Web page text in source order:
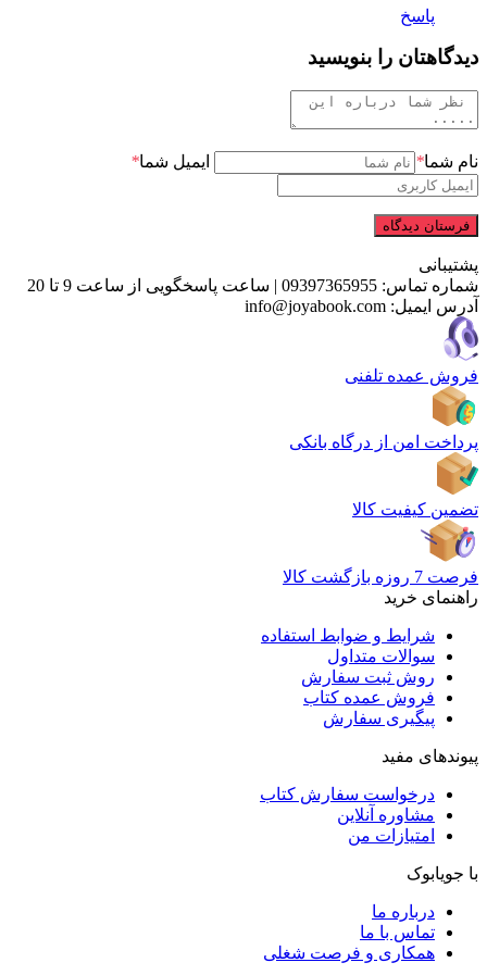
پاسخ
دیدگاهتان را بنویسید
نام شما* ایمیل شما*
پشتیبانی
شماره تماس: 09397365955
| ساعت پاسخگویی از ساعت 9 تا 20
آدرس ایمیل: info@joyabook.com
فروش عمده تلفنی
پرداخت امن از درگاه بانکی
تضمین کیفیت کالا
فرصت 7 روزه بازگشت کالا
راهنمای خرید
شرایط و ضوابط استفاده
سوالات متداول
روش ثبت سفارش
فروش عمده کتاب
پیگیری سفارش
پیوندهای مفید
درخواست سفارش کتاب
مشاوره آنلاین
امتیازات من
با جویابوک
درباره ما
تماس با ما
همکاری و فرصت شغلی